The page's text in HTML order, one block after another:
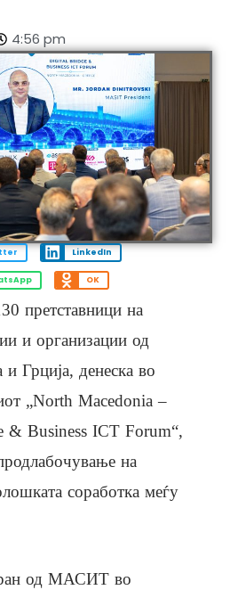
4:56 pm
LinkedIn
OK
претставници на
и организации од
Грција, денеска во
„North Macedonia –
& Business ICT Forum“,
на
соработка меѓу
од МАСИТ во